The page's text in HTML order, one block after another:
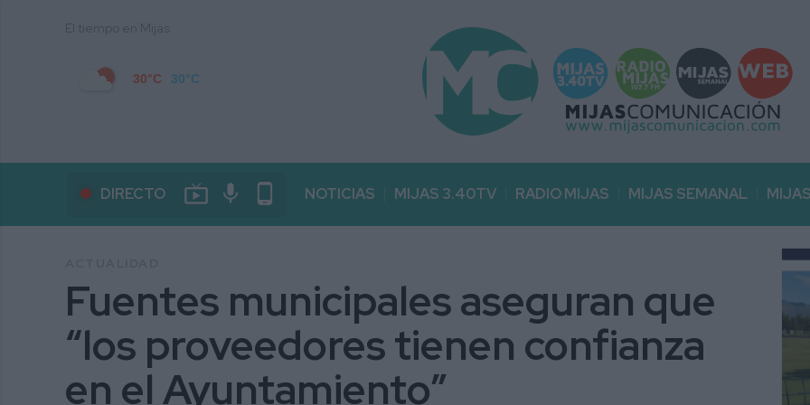
30°C 30°C
DIRECTO live_tv mic phone_android NOTICIAS MIJAS 3.40TV RADIO MIJAS MIJAS SEMANAL
Fuentes municipales aseguran que
“los proveedores tienen confianza
en el Ayuntamiento”